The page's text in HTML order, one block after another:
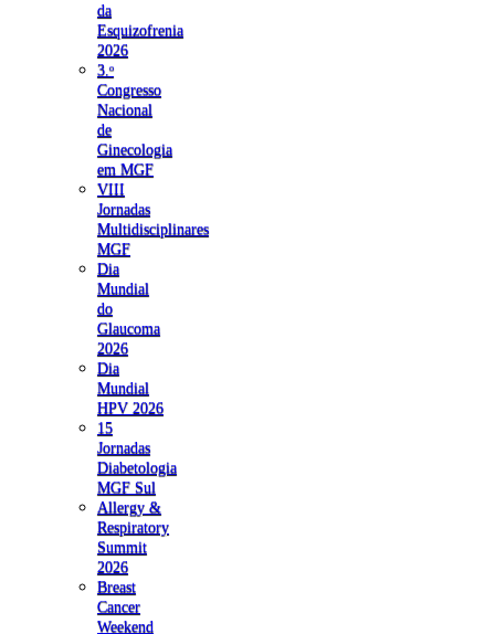
da
Esquizofrenia
2026
3.ᵒ
Congresso
Nacional
de
Ginecologia
em MGF
VIII
Jornadas
Multidisciplinares
MGF
Dia
Mundial
do
Glaucoma
2026
Dia
Mundial
HPV 2026
15
Jornadas
Diabetologia
MGF Sul
Allergy &
Respiratory
Summit
2026
Breast
Cancer
Weekend